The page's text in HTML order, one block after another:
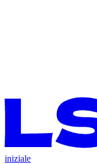
iniziale